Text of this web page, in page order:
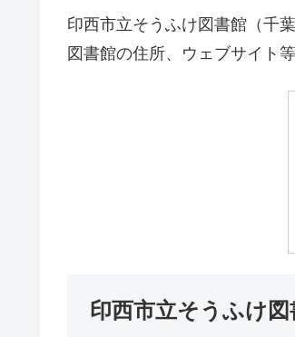
印西市立そうふけ図書館（千
図書館の住所、ウェブサイト
印西市立そうふけ